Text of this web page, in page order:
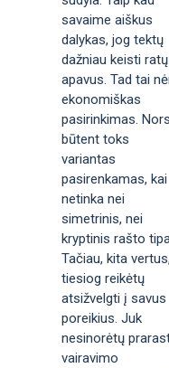
savaime aiškus
dalykas, jog tektų
dažniau keisti ratų
apavus. Tad tai
ekonomiškas
pasirinkimas. Nors
būtent toks
variantas
pasirenkamas, kai
netinka nei
simetrinis, nei
kryptinis rašto
Tačiau, kita vertus,
tiesiog reikėtų
atsižvelgti į savus
poreikius. Juk
nesinorėtų
vairavimo